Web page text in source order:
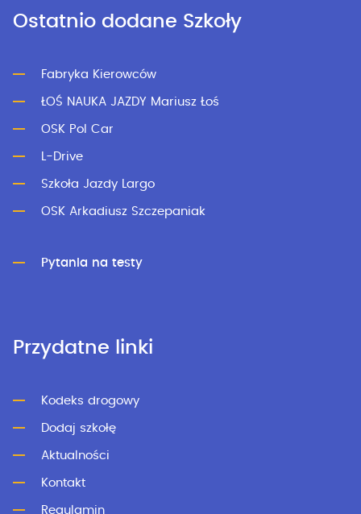
Ostatnio dodane Szkoły
Fabryka Kierowców
ŁOŚ NAUKA JAZDY Mariusz Łoś
OSK Pol Car
L-Drive
Szkoła Jazdy Largo
OSK Arkadiusz Szczepaniak
Pytania na testy
Przydatne linki
Kodeks drogowy
Dodaj szkołę
Aktualności
Kontakt
Regulamin